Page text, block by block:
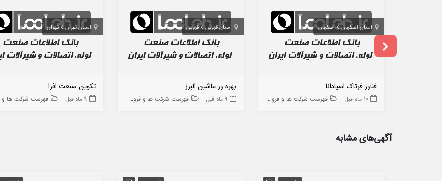
استان اصفهان اصفهان
فناور فرتاک اسپادانا
10 ماه قبل فهرست شرکت ها و فروشگاه ها
استان قزوین قزوین
بهره ور ماشین البرز
9 ماه قبل فهرست شرکت ها و فروشگاه ها
استان تهران تهران
تکوین صنعت افرا
9 ماه قبل فهرست شرکت ها و
آگهی‌های مشابه